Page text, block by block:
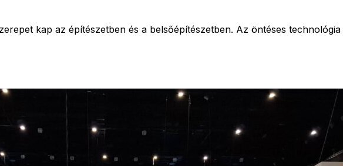
kap az építészetben és a belsőépítészetben. Az öntéses